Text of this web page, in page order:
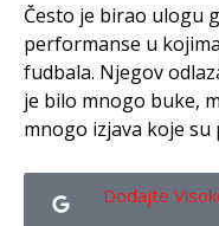
Često je birao ulogu
performanse u
fudbala. Njegov
je bilo mnogo buke,
mnogo izjava koje su
Dodajte